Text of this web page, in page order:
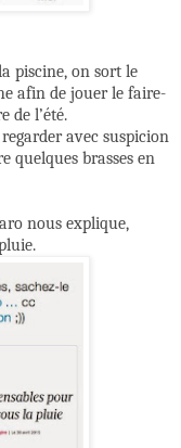
piscine, on sort le
afin de jouer le faire-
de l’été.
avec suspicion
quelques brasses en
nous explique,